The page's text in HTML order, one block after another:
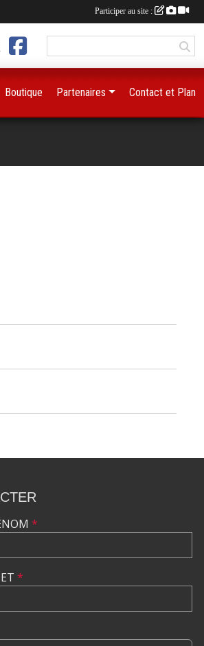
Boutique Partenaires Contact et Plan
*
*
Participer au site :